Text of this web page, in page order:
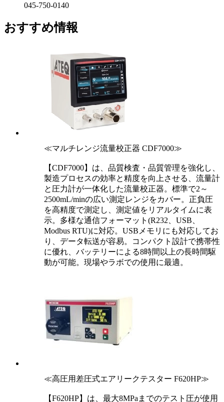
045-750-0140
おすすめ情報
≪マルチレンジ流量校正器 CDF7000≫
【CDF7000】は、品質検査・品質管理を強化し、
製造プロセスの効率と精度を向上させる、流量計
と圧力計が一体化した流量校正器。標準で2～
2500mL/minの広い測定レンジをカバー。正負圧
を高精度で測定し、測定値をリアルタイムに表
示。多様な通信フォーマット(R232、USB、
Modbus RTU)に対応。USBメモリにも対応してお
り、データ転送が容易。コンパクト設計で携帯性
に優れ、バッテリーによる8時間以上の長時間駆
動が可能。現場やラボでの使用に最適。
≪高圧用差圧式エアリークテスター F620HP≫
【F620HP】は、最大8MPaまでのテスト圧が使用